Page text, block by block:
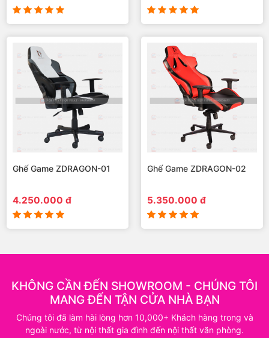
Ghế Game ZDRAGON-01
4.250.000 đ
Ghế Game ZDRAGON-02
5.350.000 đ
KHÔNG CẦN ĐẾN SHOWROOM - CHÚNG TÔI
MANG ĐẾN TẬN CỬA NHÀ BẠN
Chúng tôi đã làm hài lòng hơn 10,000+ Khách hàng trong và
ngoài nước, từ nội thất gia đình đến nội thất văn phòng.